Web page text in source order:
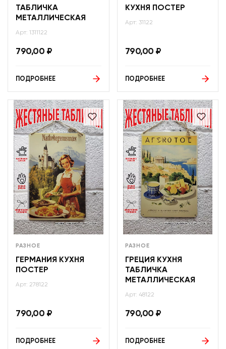
ТАБЛИЧКА
МЕТАЛЛИЧЕСКАЯ
Арт: 1311122
790,00 ₽
ПОДРОБНЕЕ
КУХНЯ ПОСТЕР
Арт: 31122
790,00 ₽
ПОДРОБНЕЕ
РАЗНОЕ
ГЕРМАНИЯ КУХНЯ
ПОСТЕР
Арт: 278122
790,00 ₽
ПОДРОБНЕЕ
РАЗНОЕ
ГРЕЦИЯ КУХНЯ
ТАБЛИЧКА
МЕТАЛЛИЧЕСКАЯ
Арт: 48122
790,00 ₽
ПОДРОБНЕЕ